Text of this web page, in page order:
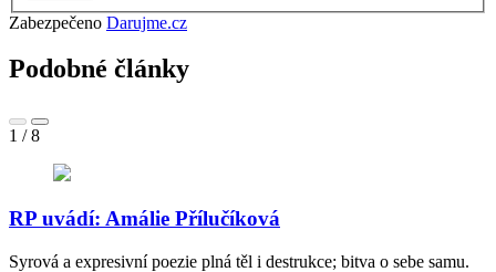
Zabezpečeno Darujme.cz
Podobné články
1 /8
RP uvádí: Amálie Přílučíková
Syrová a expresivní poezie plná těl i destrukce; bitva o sebe samu.